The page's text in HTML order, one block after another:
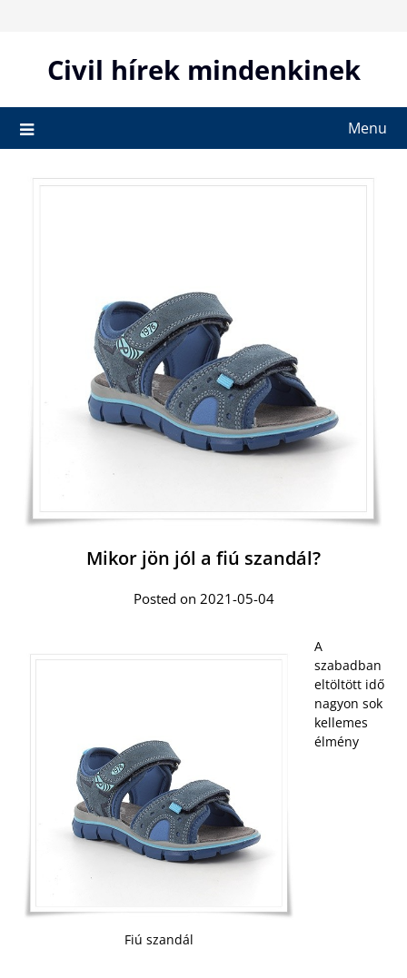
contentCivil hírek mindenkinek
Menu
Mikor jön jól a fiú szandál?
Posted on 2021-05-04
Fiú szandál
A
szabadban
eltöltött idő
nagyon sok
kellemes
élmény